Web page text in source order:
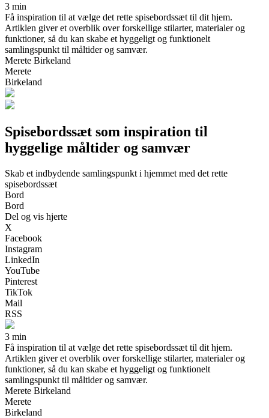
3 min
Få inspiration til at vælge det rette spisebordssæt til dit hjem.
Artiklen giver et overblik over forskellige stilarter, materialer og
funktioner, så du kan skabe et hyggeligt og funktionelt
samlingspunkt til måltider og samvær.
Merete Birkeland
Merete
Birkeland
Spisebordssæt som inspiration til
hyggelige måltider og samvær
Skab et indbydende samlingspunkt i hjemmet med det rette
spisebordssæt
Bord
Bord
Del og vis hjerte
X
Facebook
Instagram
LinkedIn
YouTube
Pinterest
TikTok
Mail
RSS
3 min
Få inspiration til at vælge det rette spisebordssæt til dit hjem.
Artiklen giver et overblik over forskellige stilarter, materialer og
funktioner, så du kan skabe et hyggeligt og funktionelt
samlingspunkt til måltider og samvær.
Merete Birkeland
Merete
Birkeland